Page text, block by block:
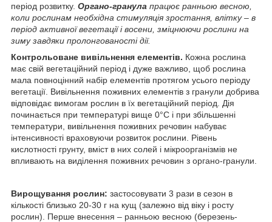
період розвитку. Органо-гранула працює ранньою весною,
коли рослинам необхідна стимуляція зростання, влітку – в
період активної вегетації і восени, зміцнюючи рослини на
зиму завдяки пролонгованості дії.
Контрольоване вивільнення елементів. Кожна рослина
має свій вегетаційний період і дуже важливо, щоб рослина
мала повноцінний набір елементів протягом усього періоду
вегетації. Вивільнення поживних елементів з гранули добрива
відповідає вимогам рослин в їх вегетаційний період. Дія
починається при температурі вище 0°С і при збільшенні
температури, вивільнення поживних речовин набуває
інтенсивності враховуючи розвиток рослини. Рівень
кислотності грунту, вміст в них солей і мікроорганізмів не
впливають на виділення поживних речовин з органо-гранули.
Вирощування рослин: застосовувати 3 рази в сезон в
кількості близько 20-30 г на кущ (залежно від віку і росту
рослин). Перше внесення – ранньою весною (березень-